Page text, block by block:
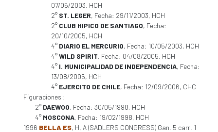
07/06/2003, HCH
2° ST. LEGER, Fecha: 29/11/2003, HCH
2° CLUB HIPICO DE SANTIAGO, Fecha:
20/10/2005, HCH
4° DIARIO EL MERCURIO, Fecha: 10/05/2003, HCH
4°WILD SPIRIT, Fecha: 04/08/2005, HCH
4° I. MUNICIPALIDAD DE INDEPENDENCIA, Fecha:
13/08/2005, HCH
4° EJERCITO DE CHILE, Fecha: 12/09/2006, CHC
Figuraciones :
2° DAEWOO, Fecha: 30/05/1998, HCH
4° MOSCONA, Fecha: 19/02/1998, HCH
1996 BELLA ES, H, A (SADLERS CONGRESS) Gan. 5 carr. 1